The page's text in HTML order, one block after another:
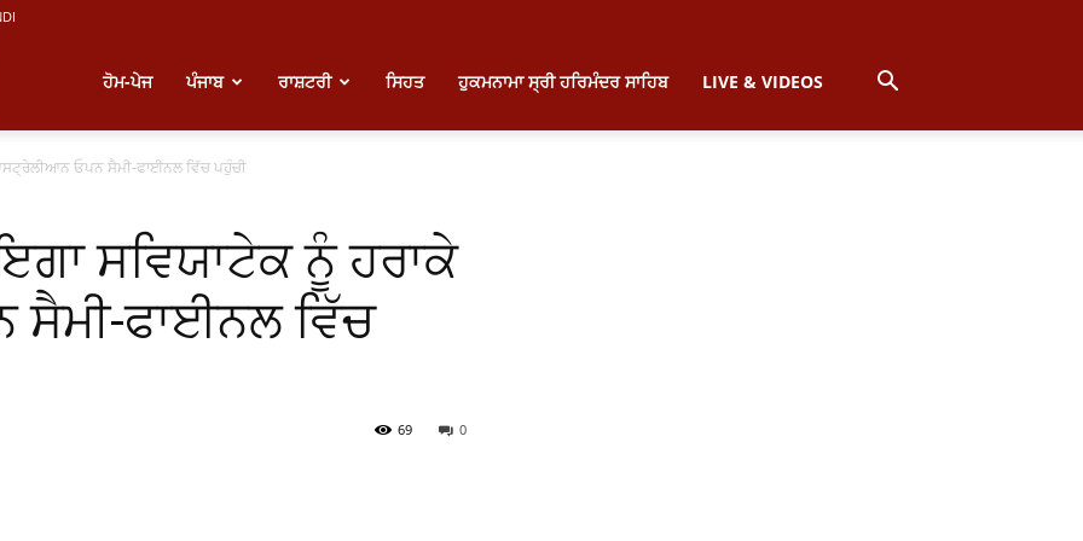
ਹੋਮ-ਪੇਜ ਪੰਜਾਬ ਰਾਸ਼ਟਰੀ ਸਿਹਤ ਹੁਕਮਨਾਮਾ ਸ੍ਰੀ ਹਰਿਮੰਦਰ ਸਾਹਿਬ LIVE & VIDEOS
ਓਪਨ ਸੈਮੀ-ਫਾਈਨਲ ਵਿੱਚ ਪਹੁੰਚੀ
ਸਵਿਯਾਟੇਕ ਨੂੰ ਹਰਾਕੇ
ਫਾਈਨਲ ਵਿੱਚ
0
69